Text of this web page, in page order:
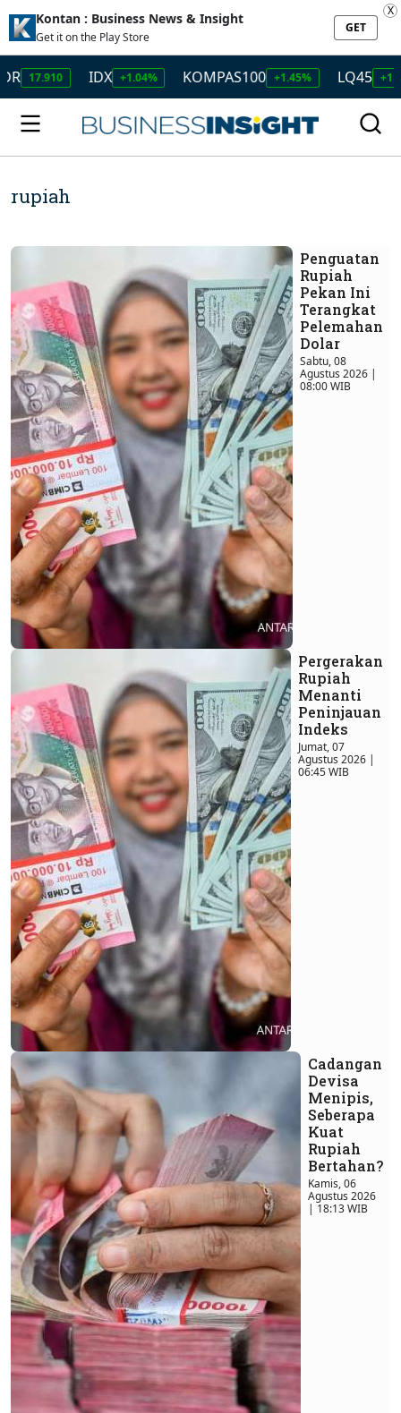
Kontan : Business News & Insight
Get it on the Play Store
GET
X
IDX +1.04% KOMPAS100 +1.45% LQ45 +1.50% ISSI
rupiah
Penguatan
Rupiah
Pekan Ini
Terangkat
Pelemahan
Dolar
Sabtu, 08
Agustus 2026 |
08:00 WIB
Pergerakan
Rupiah
Menanti
Peninjauan
Indeks
Jumat, 07
Agustus 2026 |
06:45 WIB
Cadangan
Devisa
Menipis,
Seberapa
Kuat
Rupiah
Bertahan?
Kamis, 06
Agustus 2026
| 18:13 WIB